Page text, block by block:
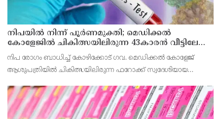
നിപയിൽ നിന്ന് പൂർണമുക്തി; മെഡിക്കൽ
കോളേജിൽ ചികിത്സയിലിരുന്ന 43കാരൻ വീട്ടിലേക്ക്
മടങ്ങി
നിപ രോഗം ബാധിച്ച് കോഴിക്കോട് ഗവ. മെഡിക്കൽ കോളേജ്
ആശുപത്രിയിൽ ചികിത്സയിലിരുന്ന ഫറോക്ക് സ്വദേശിയായ